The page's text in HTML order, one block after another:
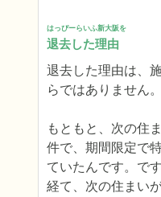
はっぴーらいふ新大阪を
退去した理由
退去した理由は、
らではありません。
もともと、次の住
件で、期間限定で
ていたんです。で
経て、次の住まい